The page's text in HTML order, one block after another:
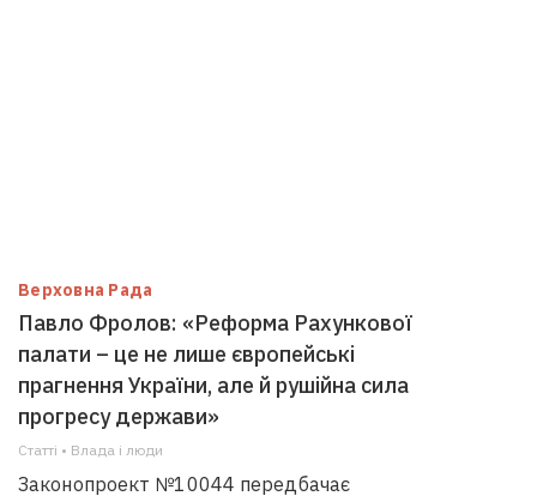
Верховна Рада
Павло Фролов: «Реформа Рахункової
палати – це не лише європейські
прагнення України, але й рушійна сила
прогресу держави»
Статті • Влада i люди
Законопроект №10044 передбачає